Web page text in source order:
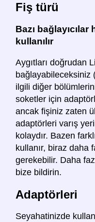
Fiş türü
Bazı
kullanılır
Aygıtları doğrudan
bağlayabileceksiniz
ilgili diğer
soketler için
ancak fişiniz zaten
adaptörleri varış
kolaydır. Bazen
kullanır, biraz daha
gerekebilir. Daha
bize bildirin.
Adaptörleri
Seyahatinizde